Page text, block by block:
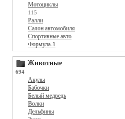
Мотоциклы
115
Ралли
Салон автомобиля
Спортивные авто
Формула-1
Животные
694
Акулы
Бабочки
Белый медведь
Волки
Дельфины